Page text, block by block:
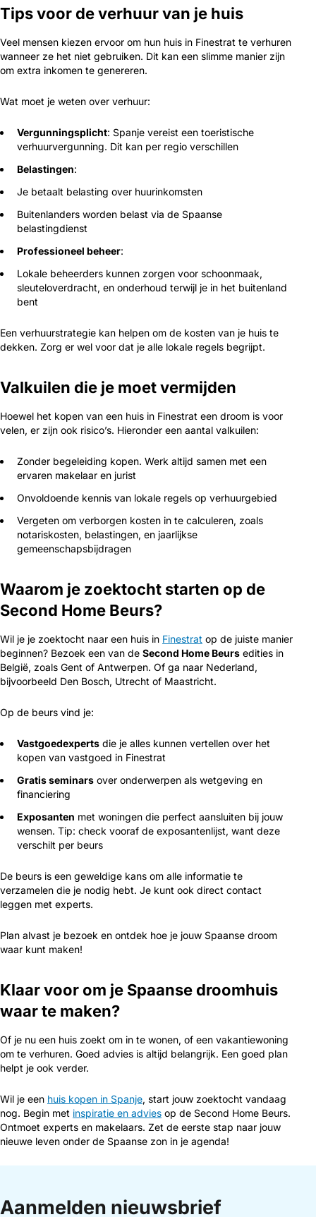
Tips voor de verhuur van je huis
Veel mensen kiezen ervoor om hun huis in Finestrat te verhuren
wanneer ze het niet gebruiken. Dit kan een slimme manier zijn
om extra inkomen te genereren.
Wat moet je weten over verhuur:
Vergunningsplicht: Spanje vereist een toeristische
verhuurvergunning. Dit kan per regio verschillen
Belastingen:
Je betaalt belasting over huurinkomsten
Buitenlanders worden belast via de Spaanse
belastingdienst
Professioneel beheer:
Lokale beheerders kunnen zorgen voor schoonmaak,
sleuteloverdracht, en onderhoud terwijl je in het buitenland
bent
Een verhuurstrategie kan helpen om de kosten van je huis te
dekken. Zorg er wel voor dat je alle lokale regels begrijpt.
Valkuilen die je moet vermijden
Hoewel het kopen van een huis in Finestrat een droom is voor
velen, er zijn ook risico’s. Hieronder een aantal valkuilen:
Zonder begeleiding kopen. Werk altijd samen met een
ervaren makelaar en jurist
Onvoldoende kennis van lokale regels op verhuurgebied
Vergeten om verborgen kosten in te calculeren, zoals
notariskosten, belastingen, en jaarlijkse
gemeenschapsbijdragen
Waarom je zoektocht starten op de
Second Home Beurs?
Wil je je zoektocht naar een huis in Finestrat op de juiste manier
beginnen? Bezoek een van de Second Home Beurs edities in
België, zoals Gent of Antwerpen. Of ga naar Nederland,
bijvoorbeeld Den Bosch, Utrecht of Maastricht.
Op de beurs vind je:
Vastgoedexperts die je alles kunnen vertellen over het
kopen van vastgoed in Finestrat
Gratis seminars over onderwerpen als wetgeving en
financiering
Exposanten met woningen die perfect aansluiten bij jouw
wensen. Tip: check vooraf de exposantenlijst, want deze
verschilt per beurs
De beurs is een geweldige kans om alle informatie te
verzamelen die je nodig hebt. Je kunt ook direct contact
leggen met experts.
Plan alvast je bezoek en ontdek hoe je jouw Spaanse droom
waar kunt maken!
Klaar voor om je Spaanse droomhuis
waar te maken?
Of je nu een huis zoekt om in te wonen, of een vakantiewoning
om te verhuren. Goed advies is altijd belangrijk. Een goed plan
helpt je ook verder.
Wil je een huis kopen in Spanje, start jouw zoektocht vandaag
nog. Begin met inspiratie en advies op de Second Home Beurs.
Ontmoet experts en makelaars. Zet de eerste stap naar jouw
nieuwe leven onder de Spaanse zon in je agenda!
Aanmelden nieuwsbrief